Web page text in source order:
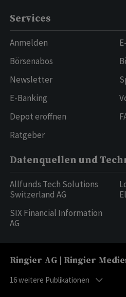
Services
Anmelden
Börsenabos
Newsletter
E-Banking
Depot eröffnen
Ratgeber
Datenquellen und
Allfunds Tech Solutions
Switzerland AG
SIX Financial Information
AG
Ringier AG | Ringier
16weitere Publikationen